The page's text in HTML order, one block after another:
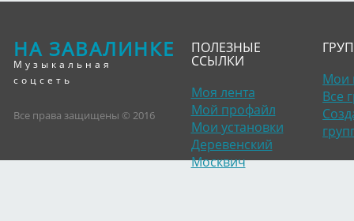
НА ЗАВАЛИНКЕ
Музыкальная
соцсеть
Все права защищены © 2016
ПОЛЕЗНЫЕ
ССЫЛКИ
Моя лента
Мой профайл
Мои установки
Деревенский
Москвич
Мои
Все